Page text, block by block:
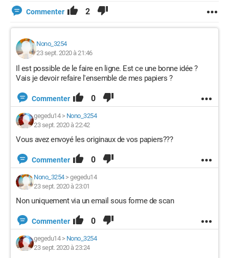
Commenter 2
Nono_3254
23 sept. 2020 à 21:46
Il est possible de le faire en ligne. Est ce une bonne idée ?
Vais je devoir refaire l'ensemble de mes papiers ?
Commenter 0
gegedu14> Nono_3254
23 sept. 2020 à 22:42
Vous avez envoyé les originaux de vos papiers???
Commenter 0
Nono_3254> gegedu14
23 sept. 2020 à 23:01
Non uniquement via un email sous forme de scan
Commenter 0
gegedu14> Nono_3254
23 sept. 2020 à 23:24